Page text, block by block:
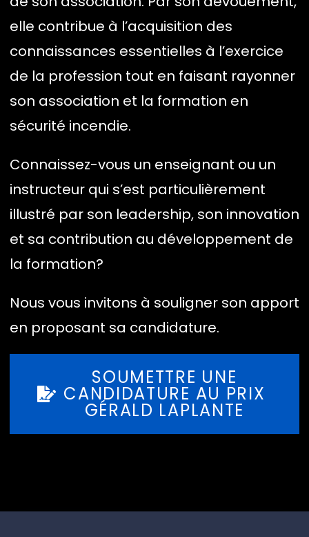
elle contribue à l’acquisition des
connaissances essentielles à l’exercice
de la profession tout en faisant rayonner
son association et la formation en
sécurité incendie.
Connaissez-vous un enseignant ou un
instructeur qui s’est particulièrement
illustré par son leadership, son innovation
et sa contribution au développement de
la formation?
Nous vous invitons à souligner son apport
en proposant sa candidature.
SOUMETTRE UNE
CANDIDATURE AU PRIX
GÉRALD LAPLANTE